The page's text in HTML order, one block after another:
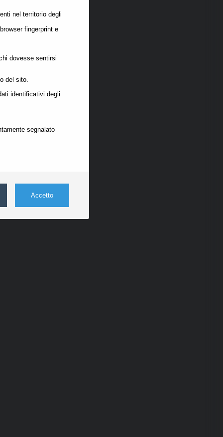
nel territorio degli
fingerprint e
dovesse sentirsi
del sito.
identificativi degli
segnalato
Accetto